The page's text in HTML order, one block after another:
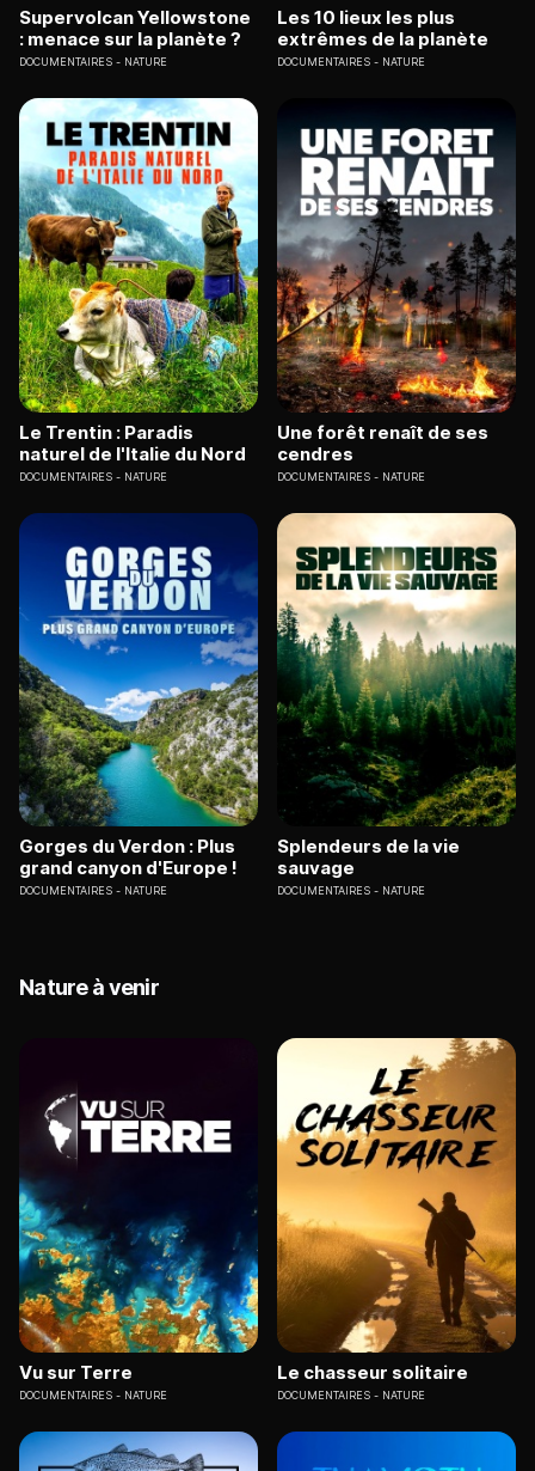
Supervolcan Yellowstone
: menace sur la planète ?
DOCUMENTAIRES NATURE
Les 10 lieux les plus
extrêmes de la planète
DOCUMENTAIRES NATURE
Le Trentin : Paradis
naturel de l'Italie du Nord
DOCUMENTAIRES NATURE
Une forêt renaît de ses
cendres
DOCUMENTAIRES NATURE
Gorges du Verdon : Plus
grand canyon d'Europe !
DOCUMENTAIRES NATURE
Splendeurs de la vie
sauvage
DOCUMENTAIRES NATURE
Nature à venir
Vu sur Terre
DOCUMENTAIRES NATURE
Le chasseur solitaire
DOCUMENTAIRES NATURE